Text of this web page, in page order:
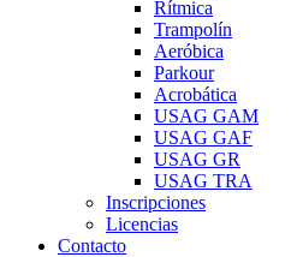
Rítmica
Trampolín
Aeróbica
Parkour
Acrobática
USAG GAM
USAG GAF
USAG GR
USAG TRA
Inscripciones
Licencias
Contacto